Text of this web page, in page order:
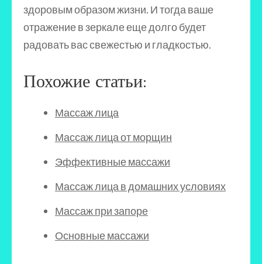
здоровым образом жизни. И тогда ваше
отражение в зеркале еще долго будет
радовать вас свежестью и гладкостью.
Похожие статьи:
Массаж лица
Массаж лица от морщин
Эффективные массажи
Массаж лица в домашних условиях
Массаж при запоре
Основные массажи